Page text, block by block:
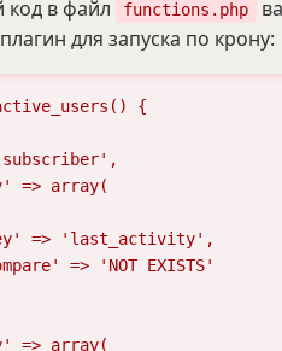
в файл functions.php
для запуска по крону:
{